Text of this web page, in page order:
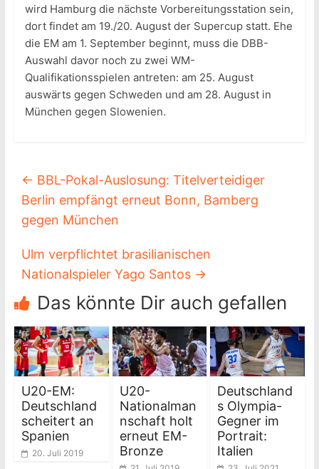
wird Hamburg die nächste Vorbereitungsstation sein,
dort findet am 19./20. August der Supercup statt. Ehe
die EM am 1. September beginnt, muss die DBB-
Auswahl davor noch zu zwei WM-
Qualifikationsspielen antreten: am 25. August
auswärts gegen Schweden und am 28. August in
München gegen Slowenien.
← BBL-Pokal-Auslosung: Titelverteidiger
Berlin empfängt erneut Bonn, Bamberg
gegen München
Ulm verpflichtet brasilianischen
Nationalspieler Yago Santos →
Das könnte Dir auch gefallen
U20-EM:
Deutschland
scheitert an
Spanien
20. Juli 2019
U20-
Nationalman
nschaft holt
erneut EM-
Bronze
Deutschland
s Olympia-
Gegner im
Portrait:
Italien